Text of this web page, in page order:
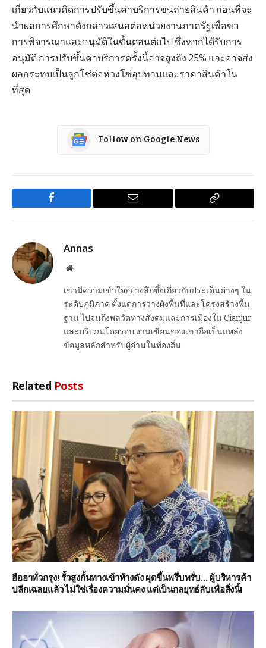
เกี่ยวกับแนวคิดการปรับขึ้นค่าบริการขนถ่ายสินค้า ก่อนที่จะ
นำผลการศึกษาดังกล่าวเสนอต่อหน่วยงานภาครัฐเพื่อขอ
การพิจารณาและอนุมัติในขั้นตอนต่อไป ซึ่งหากได้รับการ
อนุมัติ การปรับขึ้นค่าบริการครั้งนี้อาจสูงถึง 25% และอาจส่ง
ผลกระทบเป็นลูกโซ่ต่อห่วงโซ่อุปทานและราคาสินค้าใน
ที่สุด
Follow on Google News
Facebook Email
Copy
Annas
Website
เขามีความเข้าใจอย่างลึกซึ้งเกี่ยวกับประเด็นต่างๆ ใน
ระดับภูมิภาค ตั้งแต่การวางผังพื้นที่และโครงสร้างพื้น
ฐาน ไปจนถึงพลวัตทางสังคมและการเมืองใน Cianjur
และบริเวณโดยรอบ งานเขียนของเขาถือเป็นแหล่ง
ข้อมูลหลักสำหรับผู้อ่านในท้องถิ่น
Related Posts
ฮือฮาทั่วกรุง! รั้วสูงกั้นทางเข้าห้างดัง ผุดขึ้นพรึ่บพรั่บ… ผู้บริหารค้า
ปลีกเฉลยแล้ว ไม่ใช่เรื่องความมั่นคง แต่เป็นกลยุทธ์ลับเพื่อสิ่งนี้!